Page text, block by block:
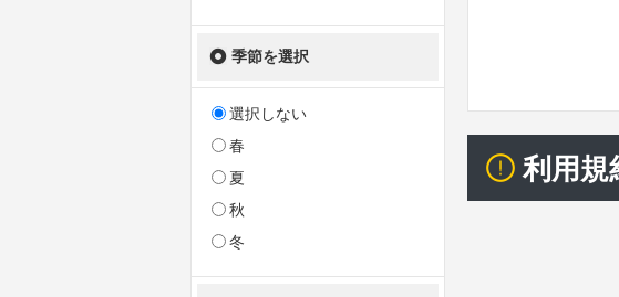
季節を選択
選択しない
春
夏
秋
冬
利用規